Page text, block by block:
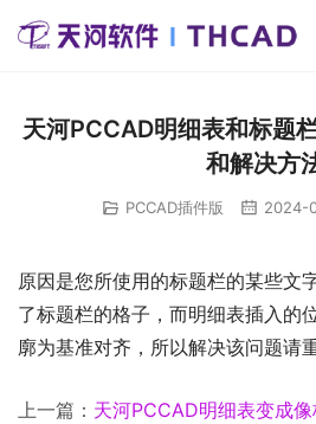
天河PCCAD明细表和标题
和解决方
PCCAD插件版 2024-
原因是您所使用的标题栏的某些文
了标题栏的格子，而明细表插入的
廓为基准对齐，所以解决该问题请
上一篇： 天河PCCAD明细表变成像梯子一